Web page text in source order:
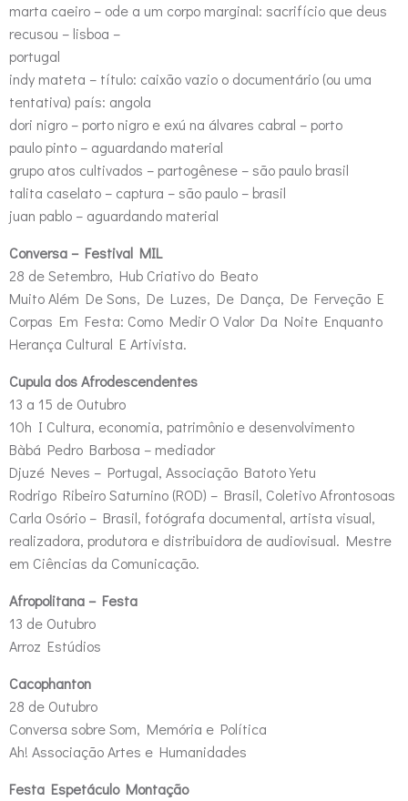
marta caeiro – ode a um corpo marginal: sacrifício que deus
recusou – lisboa –
portugal
indy mateta – título: caixão vazio o documentário (ou uma
tentativa) país: angola
dori nigro – porto nigro e exú na álvares cabral – porto
paulo pinto – aguardando material
grupo atos cultivados – partogênese – são paulo brasil
talita caselato – captura – são paulo – brasil
juan pablo – aguardando material
Conversa – Festival MIL
28 de Setembro, Hub Criativo do Beato
Muito Além De Sons, De Luzes, De Dança, De Ferveção E
Corpas Em Festa: Como Medir O Valor Da Noite Enquanto
Herança Cultural E Artivista.
Cupula dos Afrodescendentes
13 a 15 de Outubro
10h I Cultura, economia, patrimônio e desenvolvimento
Bàbá Pedro Barbosa – mediador
Djuzé Neves – Portugal, Associação Batoto Yetu
Rodrigo Ribeiro Saturnino (ROD) – Brasil, Coletivo Afrontosoas
Carla Osório – Brasil, fotógrafa documental, artista visual,
realizadora, produtora e distribuidora de audiovisual. Mestre
em Ciências da Comunicação.
Afropolitana – Festa
13 de Outubro
Arroz Estúdios
Cacophanton
28 de Outubro
Conversa sobre Som, Memória e Política
Ah! Associação Artes e Humanidades
Festa Espetáculo Montação